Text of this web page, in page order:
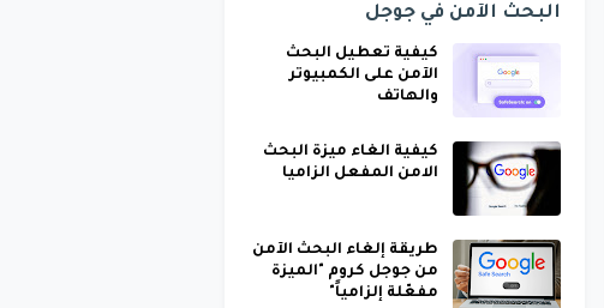
البحث الآمن في جوجل
كيفية تعطيل البحث
الآمن على الكمبيوتر
والهاتف
كيفية الغاء ميزة البحث
الامن المفعل الزاميا
طريقة إلغاء البحث الآمن
من جوجل كروم "الميزة
مفعّلة إلزامياً"